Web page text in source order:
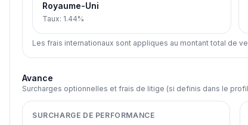
Royaume-Uni
Taux: 1.44%
Les frais internationaux sont appliques au montant total de
Avance
Surcharges optionnelles et frais de litige (si definis dans le
SURCHARGE DE PERFORMANCE